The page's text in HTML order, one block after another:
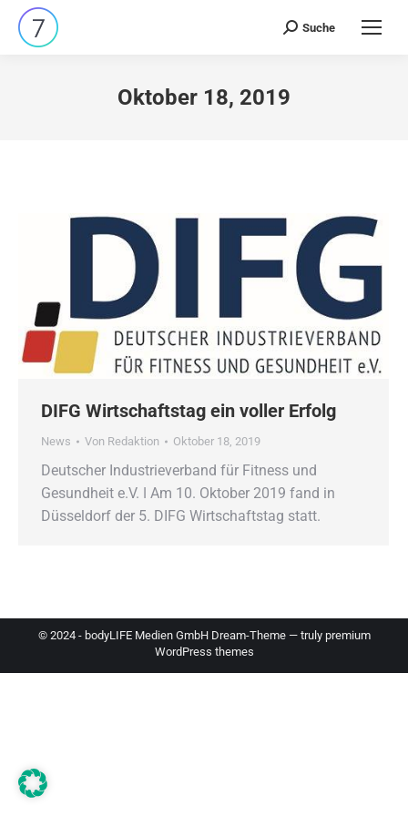
Search:
Suche
Oktober 18, 2019
DIFG Wirtschaftstag ein voller Erfolg
News Von Redaktion Oktober 18, 2019
Deutscher Industrieverband für Fitness und
Gesundheit e.V. ǀ Am 10. Oktober 2019 fand in
Düsseldorf der 5. DIFG Wirtschaftstag statt.
© 2024 - bodyLIFE Medien GmbH Dream-Theme — truly premium
WordPress themes